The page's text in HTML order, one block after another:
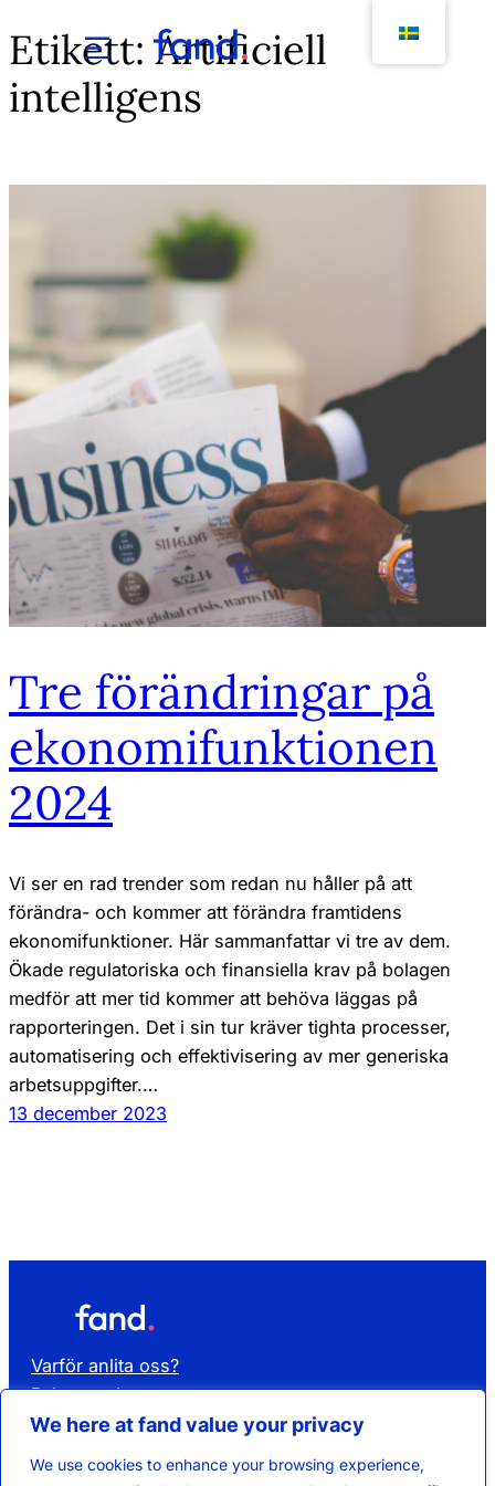
We here at fand value your privacy
We use cookies to enhance your browsing experience,
Hoppa
till
innehåll
Etikett:Artificiell
intelligens
Tre förändringar på
ekonomifunktionen
2024
Vi ser en rad trender som redan nu håller på att
förändra- och kommer att förändra framtidens
ekonomifunktioner. Här sammanfattar vi tre av dem.
Ökade regulatoriska och finansiella krav på bolagen
medför att mer tid kommer att behöva läggas på
rapporteringen. Det i sin tur kräver tighta processer,
automatisering och effektivisering av mer generiska
arbetsuppgifter.…
13 december 2023
Varför anlita oss?
Rekrytera kompetens
Hyr kompetens